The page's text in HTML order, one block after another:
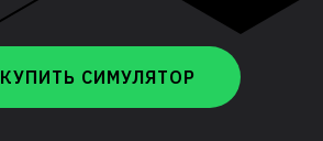
КУПИТЬ СИМУЛЯТОР